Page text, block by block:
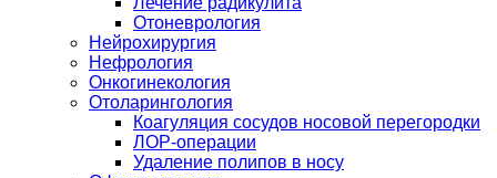
Отоневрология
Нейрохирургия
Нефрология
Онкогинекология
Отоларингология
Коагуляция сосудов носовой перегородки
ЛОР-операции
Удаление полипов в носу